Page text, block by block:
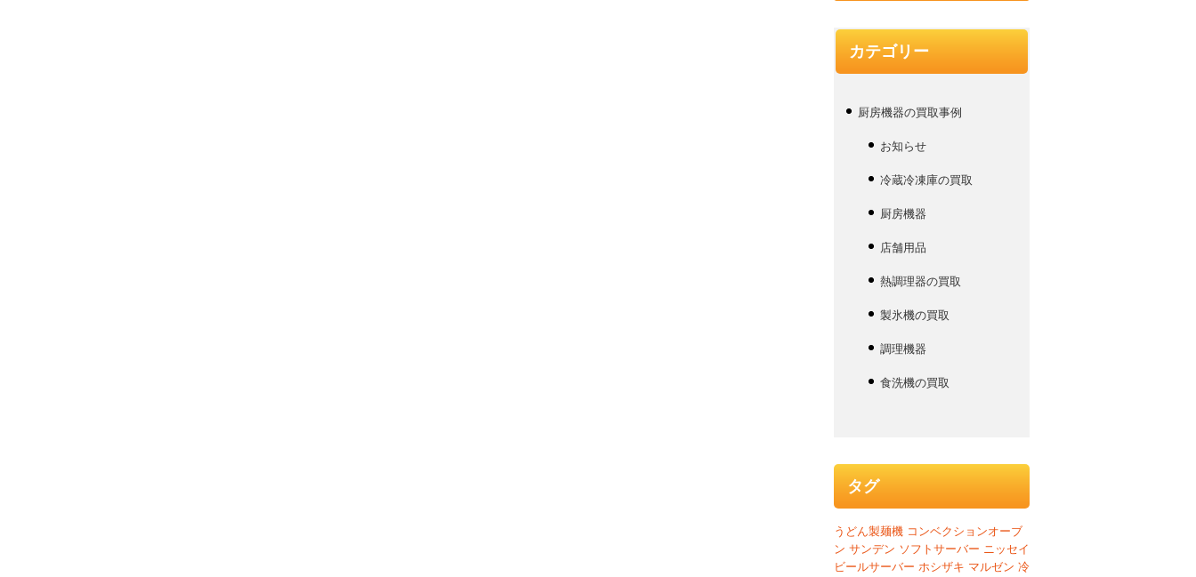
カテゴリー
厨房機器の買取事例
お知らせ
冷蔵冷凍庫の買取
厨房機器
店舗用品
熱調理器の買取
製氷機の買取
調理機器
食洗機の買取
タグ
うどん製麺機 コンベクションオーブ
ン サンデン ソフトサーバー ニッセイ
ビールサーバー ホシザキ マルゼン 冷